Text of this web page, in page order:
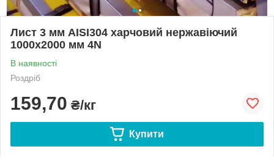
Лист 3 мм AISI304 харчовий нержавіючий
1000х2000 мм 4N
В наявності
Роздріб
159,70 ₴/кг
Купити